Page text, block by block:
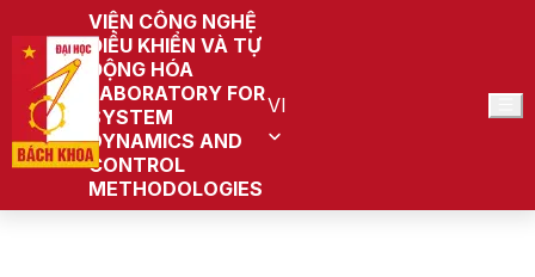
VIỆN CÔNG NGHỆ
ĐIỀU KHIỂN VÀ TỰ
ĐỘNG HÓA
LABORATORY FOR
SYSTEM
DYNAMICS AND
CONTROL
METHODOLOGIES
VI